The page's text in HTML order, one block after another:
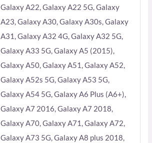
Galaxy A22, Galaxy A22 5G, Galaxy
A23, Galaxy A30, Galaxy A30s, Galaxy
A31, Galaxy A32 4G, Galaxy A32 5G,
Galaxy A33 5G, Galaxy A5 (2015),
Galaxy A50, Galaxy A51, Galaxy A52,
Galaxy A52s 5G, Galaxy A53 5G,
Galaxy A54 5G, Galaxy A6 Plus (A6+),
Galaxy A7 2016, Galaxy A7 2018,
Galaxy A70, Galaxy A71, Galaxy A72,
Galaxy A73 5G, Galaxy A8 plus 2018,